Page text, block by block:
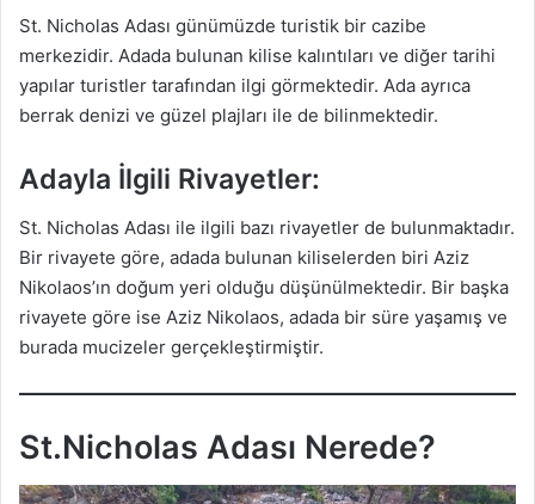
St. Nicholas Adası günümüzde turistik bir cazibe
merkezidir. Adada bulunan kilise kalıntıları ve diğer tarihi
yapılar turistler tarafından ilgi görmektedir. Ada ayrıca
berrak denizi ve güzel plajları ile de bilinmektedir.
Adayla İlgili Rivayetler:
St. Nicholas Adası ile ilgili bazı rivayetler de bulunmaktadır.
Bir rivayete göre, adada bulunan kiliselerden biri Aziz
Nikolaos’ın doğum yeri olduğu düşünülmektedir. Bir başka
rivayete göre ise Aziz Nikolaos, adada bir süre yaşamış ve
burada mucizeler gerçekleştirmiştir.
St.Nicholas Adası Nerede?